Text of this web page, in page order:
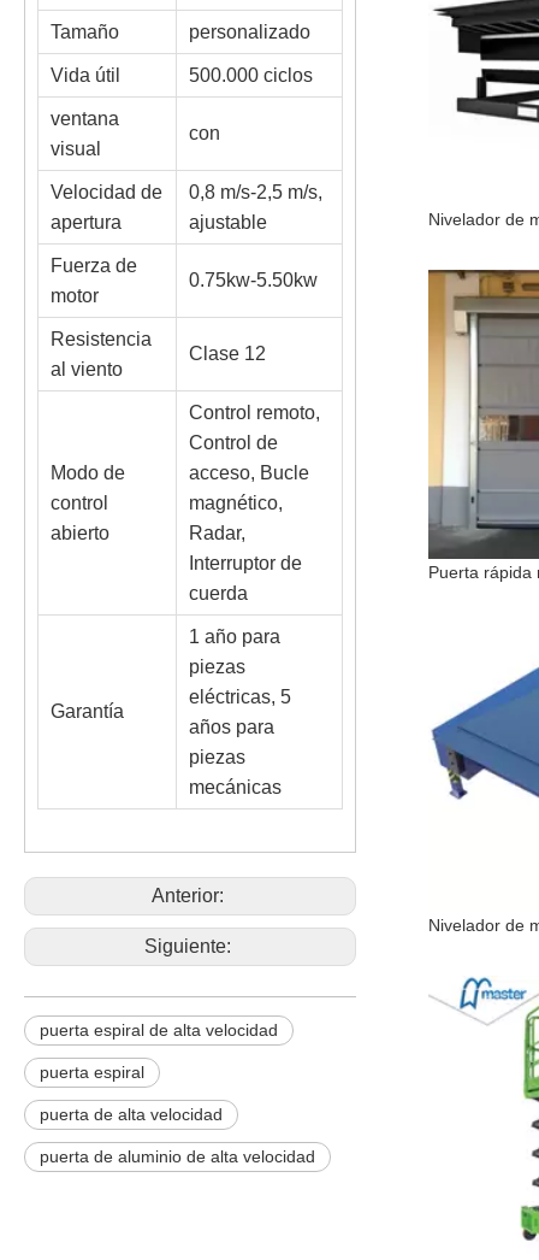
Tamaño personalizado
Vida útil 500.000 ciclos
ventana
visual
con
Velocidad de
apertura
0,8 m/s-2,5 m/s,
ajustable
Fuerza de
motor
0.75kw-5.50kw
Resistencia
al viento
Clase 12
Modo de
control
abierto
Control remoto,
Control de
acceso, Bucle
magnético,
Radar,
Interruptor de
cuerda
Garantía
1 año para
piezas
eléctricas, 5
años para
piezas
mecánicas
Anterior:
Siguiente:
puerta espiral de alta velocidad
puerta espiral
puerta de alta velocidad
puerta de aluminio de alta velocidad